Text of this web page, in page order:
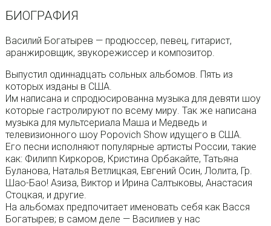
БИОГРАФИЯ
Василий Богатырев — продюссер, певец, гитарист,
аранжировщик, звукорежиссер и композитор.
Выпустил одиннадцать сольных альбомов. Пять из
которых изданы в США.
Им написана и спродюсированна музыка для девяти шоу
которые гастролируют по всему миру. Так же написана
музыка для мультсериала Маша и Медведь и
телевизионного шоу Popovich Show идущего в США.
Его песни исполняют популярные артисты России, такие
как: Филипп Киркоров, Кристина Орбакайте, Татьяна
Буланова, Наталья Ветлицкая, Евгений Осин, Лолита, Гр.
Шао-Бао! Азиза, Виктор и Ирина Салтыковы, Анастасия
Стоцкая, и другие.
На альбомах предпочитает именовать себя как Васся
Богатырев; в самом деле — Василиев у нас